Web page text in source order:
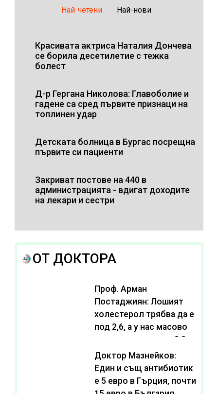
Най-четени Най-нови
Красивата актриса Наталия Дончева
се борила десетилетие с тежка
болест
Д-р Гергана Николова: Главоболие и
гадене са сред първите признаци на
топлинен удар
Детската болница в Бургас посрещна
първите си пациенти
Закриват постове на 440 в
администрацията - вдигат доходите
на лекари и сестри
ОТ ДОКТОРА
Проф. Арман
Постаджиян: Лошият
холестерол трябва да е
под 2,6, а у нас масово
се живее с нива от 3,2
Доктор Мазнейков:
Един и същ антибиотик
e 5 евро в Гърция, почти